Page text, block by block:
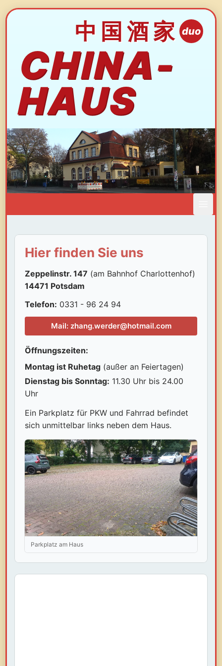
中国酒家 duo
CHINA-
HAUS
Hier finden Sie uns
Zeppelinstr. 147 (am Bahnhof Charlottenhof)
14471 Potsdam
Telefon: 0331 - 96 24 94
Mail: zhang.werder@hotmail.com
Öffnungszeiten:
Montag ist Ruhetag (außer an Feiertagen)
Dienstag bis Sonntag: 11.30 Uhr bis 24.00
Uhr
Ein Parkplatz für PKW und Fahrrad befindet
sich unmittelbar links neben dem Haus.
Parkplatz am Haus